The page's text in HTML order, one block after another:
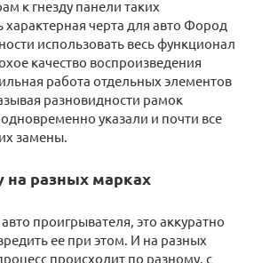
к гнезду панели таких
черта для авто Фород
использовать весь функционал
качество воспроизведения
работа отдельных элементов
разновидности рамок
указали и почти все
замены.
на разных марках
проигрывателя, это аккуратно
ее при этом. И на разных
происходит по разному, с